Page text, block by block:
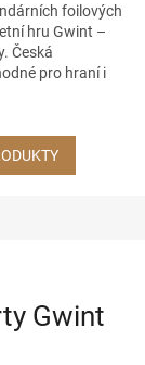
foilových
hru Gwint –
Česká
pro hraní i
Gwint